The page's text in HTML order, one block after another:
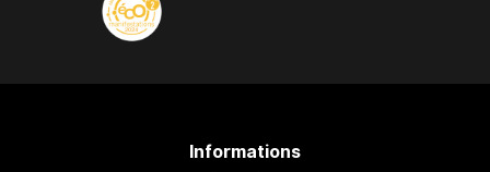
Informations